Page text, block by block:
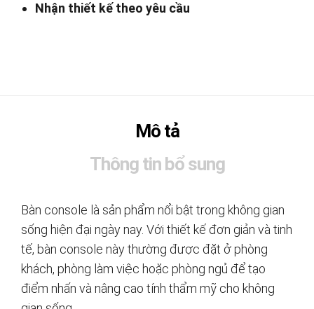
Nhận thiết kế theo yêu cầu
Mô tả
Thông tin bổ sung
Bàn console là sản phẩm nổi bật trong không gian
sống hiện đại ngày nay. Với thiết kế đơn giản và tinh
tế, bàn console này thường được đặt ở phòng
khách, phòng làm việc hoặc phòng ngủ để tạo
điểm nhấn và nâng cao tính thẩm mỹ cho không